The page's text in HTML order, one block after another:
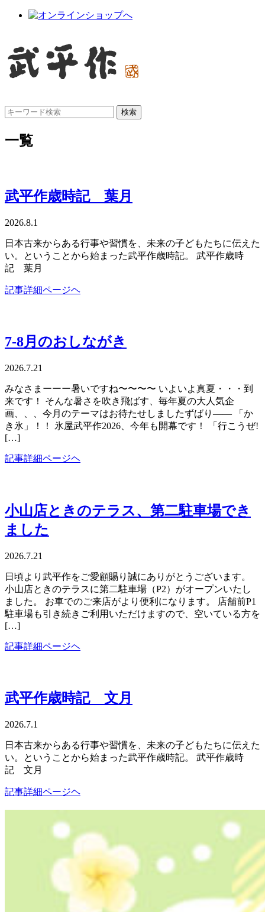
一覧
武平作歳時記 葉月
2026.8.1
日本古来からある行事や習慣を、未来の子どもたちに伝えた
い。ということから始まった武平作歳時記。 武平作歳時
記 葉月
記事詳細ページヘ
7-8月のおしながき
2026.7.21
みなさまーーー暑いですね〜〜〜〜 いよいよ真夏・・・到
来です！ そんな暑さを吹き飛ばす、毎年夏の大人気企
画、、、今月のテーマはお待たせしましたずばり―― 「か
き氷」！！ 氷屋武平作2026、今年も開幕です！ 「行こうぜ!
[…]
記事詳細ページヘ
小山店ときのテラス、第二駐車場でき
ました
2026.7.21
日頃より武平作をご愛顧賜り誠にありがとうございます。
小山店ときのテラスに第二駐車場（P2）がオープンいたし
ました。 お車でのご来店がより便利になります。 店舗前P1
駐車場も引き続きご利用いただけますので、空いている方を
[…]
記事詳細ページヘ
武平作歳時記 文月
2026.7.1
日本古来からある行事や習慣を、未来の子どもたちに伝えた
い。ということから始まった武平作歳時記。 武平作歳時
記 文月
記事詳細ページヘ